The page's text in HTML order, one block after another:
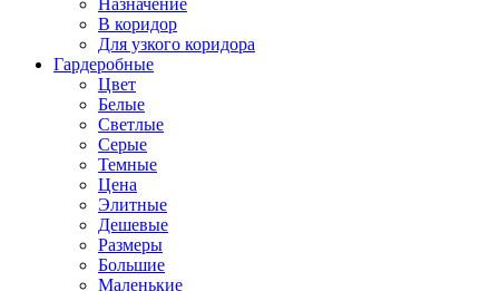
Назначение
В коридор
Для узкого коридора
Гардеробные
Цвет
Белые
Светлые
Серые
Темные
Цена
Элитные
Дешевые
Размеры
Большие
Маленькие